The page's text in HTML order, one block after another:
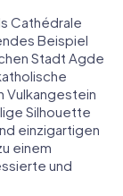
Cathédrale
Beispiel
Stadt Agde
Vulkangestein
Silhouette
einzigartigen
einem
und